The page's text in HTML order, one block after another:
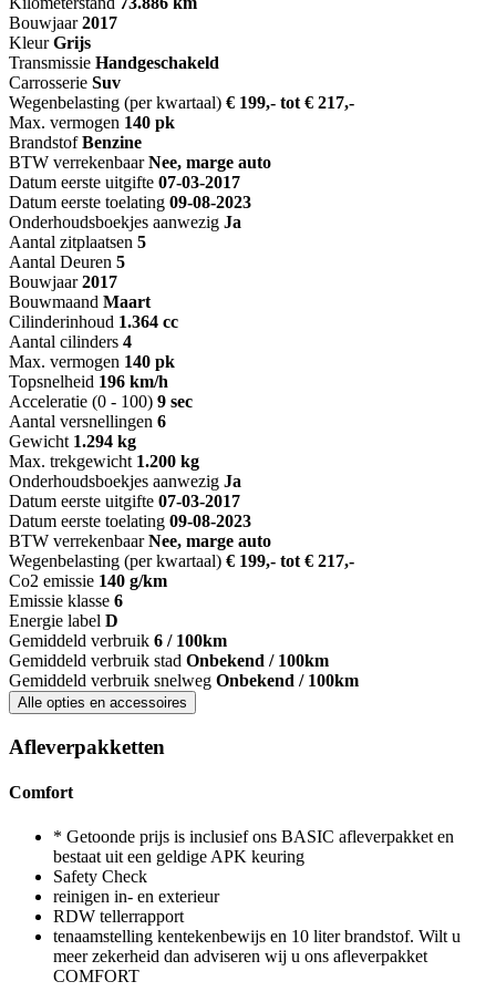
Bouwjaar 2017
Kleur Grijs
Transmissie Handgeschakeld
Carrosserie Suv
Wegenbelasting (per kwartaal) € 199,- tot € 217,-
Max. vermogen 140 pk
Brandstof Benzine
BTW verrekenbaar Nee, marge auto
Datum eerste uitgifte 07-03-2017
Datum eerste toelating 09-08-2023
Onderhoudsboekjes aanwezig Ja
Aantal zitplaatsen 5
Aantal Deuren 5
Bouwjaar 2017
Bouwmaand Maart
Cilinderinhoud 1.364 cc
Aantal cilinders 4
Max. vermogen 140 pk
Topsnelheid 196 km/h
Acceleratie (0 - 100) 9 sec
Aantal versnellingen 6
Gewicht 1.294 kg
Max. trekgewicht 1.200 kg
Onderhoudsboekjes aanwezig Ja
Datum eerste uitgifte 07-03-2017
Datum eerste toelating 09-08-2023
BTW verrekenbaar Nee, marge auto
Wegenbelasting (per kwartaal) € 199,- tot € 217,-
Co2 emissie 140 g/km
Emissie klasse 6
Energie label D
Gemiddeld verbruik 6 / 100km
Gemiddeld verbruik stad Onbekend / 100km
Gemiddeld verbruik snelweg Onbekend / 100km
Alle opties en accessoires
Afleverpakketten
Comfort
* Getoonde prijs is inclusief ons BASIC afleverpakket en
bestaat uit een geldige APK keuring
Safety Check
reinigen in- en exterieur
RDW tellerrapport
tenaamstelling kentekenbewijs en 10 liter brandstof. Wilt u
meer zekerheid dan adviseren wij u ons afleverpakket
COMFORT